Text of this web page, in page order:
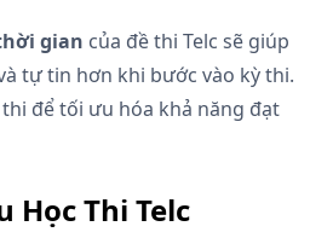
gian của đề thi Telc sẽ giúp
tự tin hơn khi bước vào kỳ thi.
để tối ưu hóa khả năng đạt
Học Thi Telc